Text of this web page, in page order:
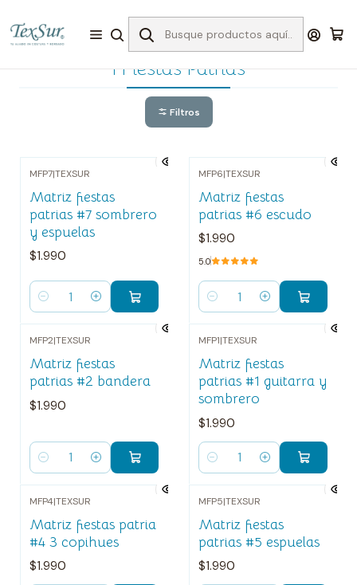
Inicio I Fiestas Patrias
I Fiestas Patrias
Filtros
MFP7|TEXSUR
Matriz fiestas
patrias #7 sombrero
y espuelas
$1.990
Cantidad
MFP6|TEXSUR
Matriz fiestas
patrias #6 escudo
$1.990
5.0
Cantidad
MFP2|TEXSUR
Matriz fiestas
patrias #2 bandera
$1.990
Cantidad
MFP1|TEXSUR
Matriz fiestas
patrias #1 guitarra y
sombrero
$1.990
Cantidad
MFP4|TEXSUR
Matriz fiestas patria
#4 3 copihues
$1.990
MFP5|TEXSUR
Matriz fiestas
patrias #5 espuelas
$1.990